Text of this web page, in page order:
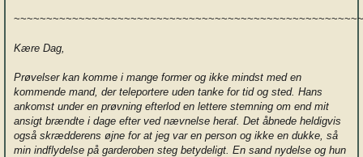
Kære Dag,
Prøvelser kan komme i mange former og ikke mindst med en
kommende mand, der teleportere uden tanke for tid og sted. Hans
ankomst under en prøvning efterlod en lettere stemning om end mit
ansigt brændte i dage efter ved nævnelse heraf. Det åbnede heldigvis
også skrædderens øjne for at jeg var en person og ikke en dukke, så
min indflydelse på garderoben steg betydeligt. En sand nydelse og hun